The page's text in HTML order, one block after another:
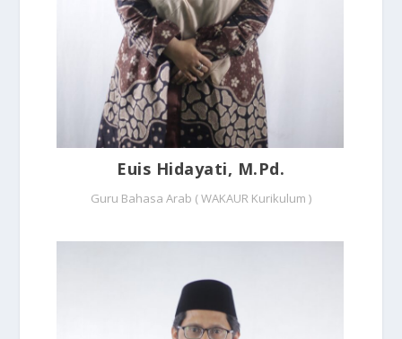
Euis Hidayati, M.Pd.
Guru Bahasa Arab ( WAKAUR Kurikulum )